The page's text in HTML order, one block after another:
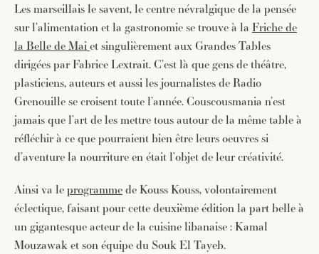
Les marseillais le savent, le centre névralgique de la pensée
sur l’alimentation et la gastronomie se trouve à la Friche de
la Belle de Maiet singulièrement aux Grandes Tables
dirigées par Fabrice Lextrait. C’est là que gens de théâtre,
plasticiens, auteurs et aussi les journalistes de Radio
Grenouille se croisent toute l’année. Couscousmania n’est
jamais que l’art de les mettre tous autour de la même table à
réfléchir à ce que pourraient bien être leurs oeuvres si
d’aventure la nourriture en était l’objet de leur créativité.
Ainsi va leprogrammede Kouss Kouss, volontairement
éclectique, faisant pour cette deuxième édition la part belle à
un gigantesque acteur de la cuisine libanaise : Kamal
Mouzawak et son équipe du Souk El Tayeb.